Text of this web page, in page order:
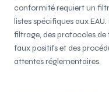
conformité requiert un
listes spécifiques aux
filtrage, des protocoles de
faux positifs et des
attentes réglementaires.